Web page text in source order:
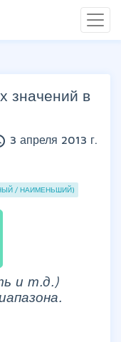
значений в
3 апреля 2013 г.
/ НАИМЕНЬШИЙ)
и т.д.)